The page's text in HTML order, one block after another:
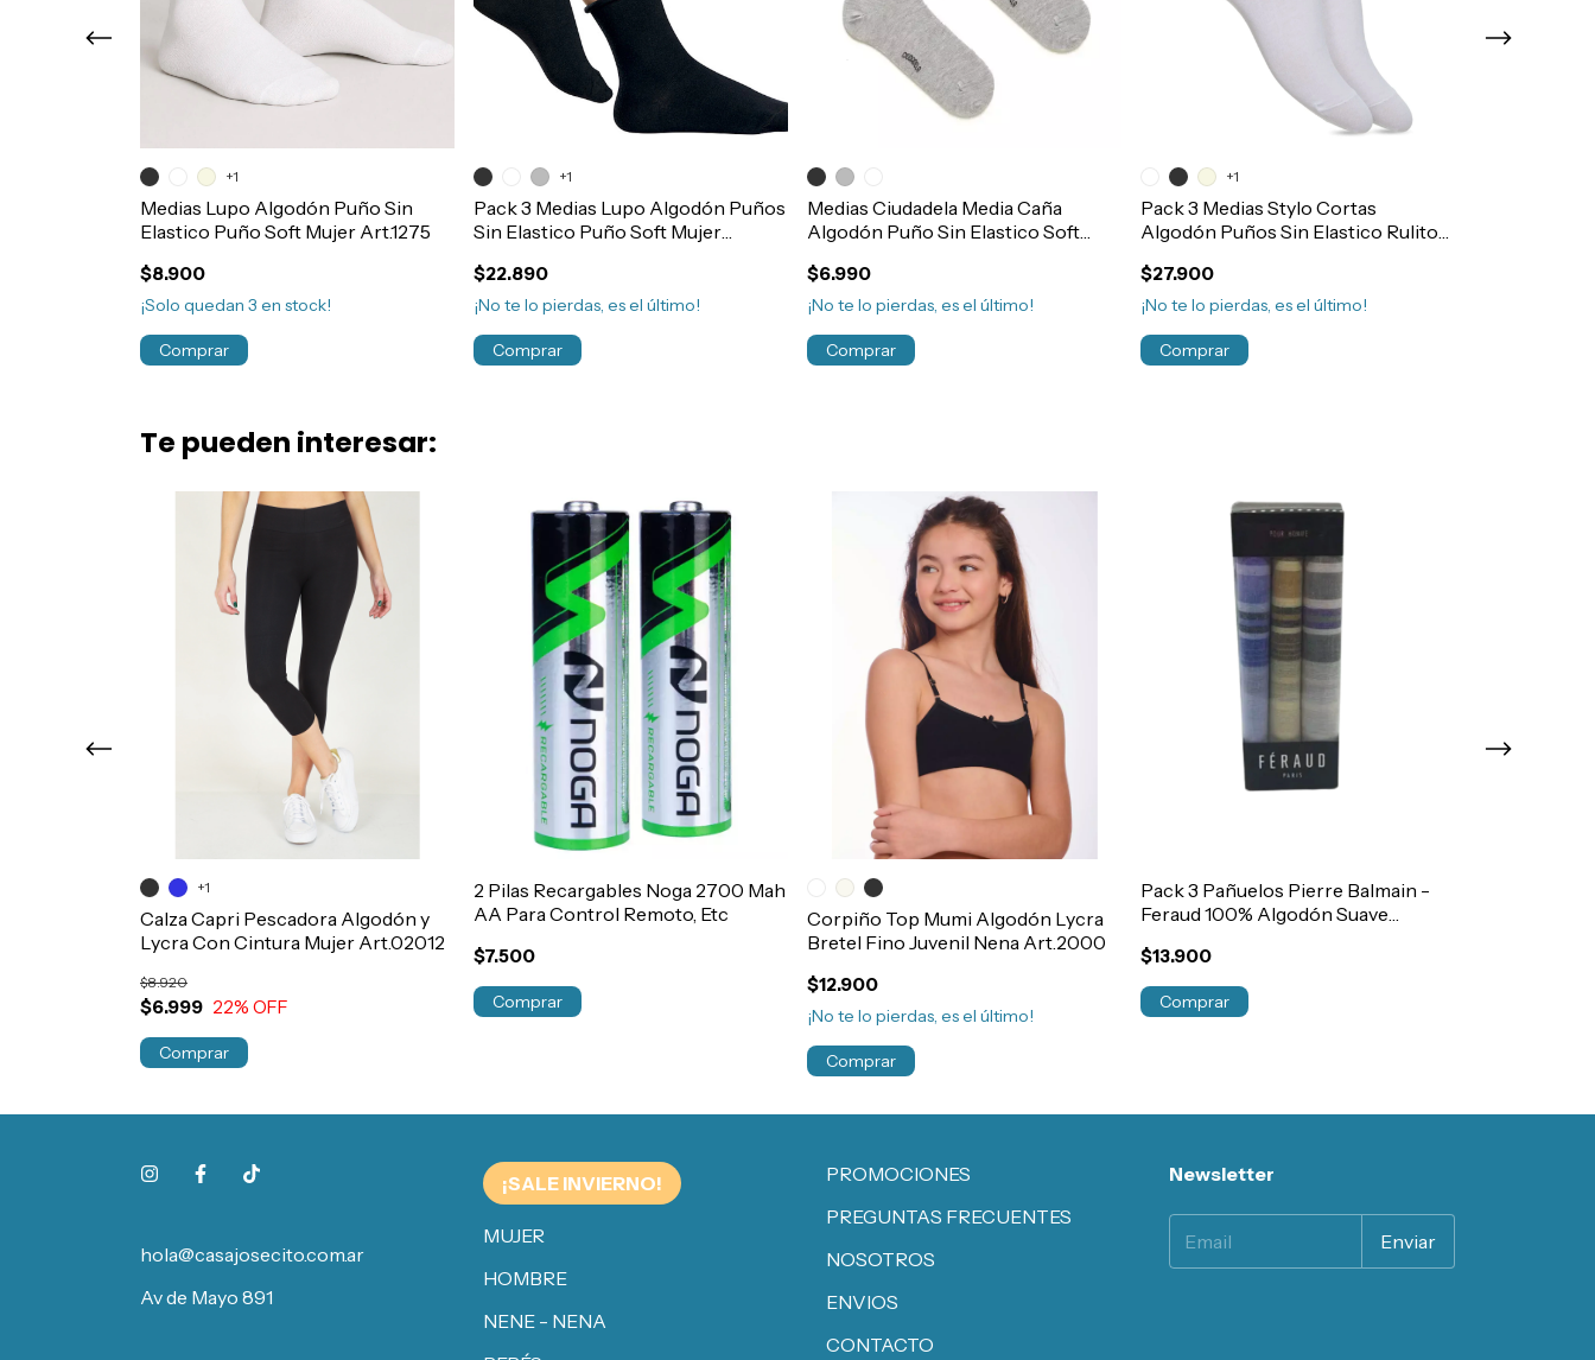
Medias Lupo Algodón Puño Sin
Elastico Puño Soft Mujer Art.1275
$8.900
¡Solo quedan 3 en stock!
+1
Comprar
Pack 3 Medias Lupo Algodón Puños
Sin Elastico Puño Soft Mujer
$22.890
¡No te lo pierdas, es el último!
+1
Comprar
Medias Ciudadela Media Caña
Algodón Puño Sin Elastico Soft
$6.990
¡No te lo pierdas, es el último!
Comprar
Pack 3 Medias Stylo Cortas
Algodón Puños Sin Elastico Rulito
$27.900
¡No te lo pierdas, es el último!
+1
Comprar
Te pueden interesar:
Calza Capri Pescadora Algodón y
Lycra Con Cintura Mujer Art.02012
$6.999
$8.920
22% OFF
+1
Comprar
2 Pilas Recargables Noga 2700 Mah
AA Para Control Remoto, Etc
$7.500
Corpiño Top Mumi Algodón Lycra
Bretel Fino Juvenil Nena Art.2000
$12.900
¡No te lo pierdas, es el último!
Comprar
Pack 3 Pañuelos Pierre Balmain -
Feraud 100% Algodón Suave
$13.900
Comprar
hola@casajosecito.com.ar
Av de Mayo 891
¡SALE INVIERNO!
MUJER
HOMBRE
NENE - NENA
PROMOCIONES
PREGUNTAS FRECUENTES
NOSOTROS
ENVIOS
CONTACTO
Newsletter